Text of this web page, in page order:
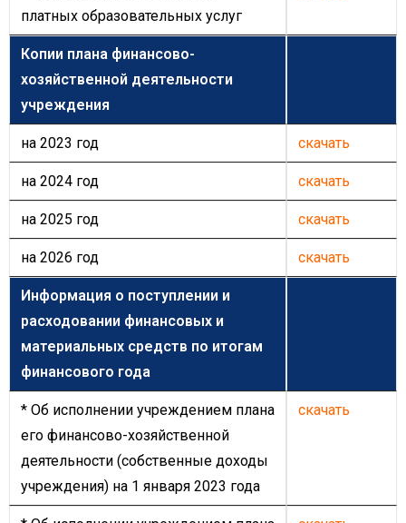
платных образовательных услуг
Копии плана финансово-
хозяйственной деятельности
учреждения
на 2023 год скачать
на 2024 год скачать
на 2025 год скачать
на 2026 год скачать
Информация о поступлении и
расходовании финансовых и
материальных средств по итогам
финансового года
* Об исполнении учреждением плана
его финансово-хозяйственной
деятельности (собственные доходы
учреждения) на 1 января 2023 года
скачать